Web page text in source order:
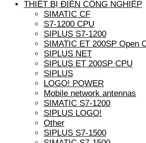
THIẾT BỊ ĐIỆN CÔNG NGHIỆP
SIMATIC CF
S7-1200 CPU
SIPLUS S7-1200
SIMATIC ET 200SP Open
SIPLUS NET
SIPLUS ET 200SP CPU
SIPLUS
LOGO! POWER
Mobile network antennas
SIMATIC S7-1200
SIPLUS LOGO!
Other
SIPLUS S7-1500